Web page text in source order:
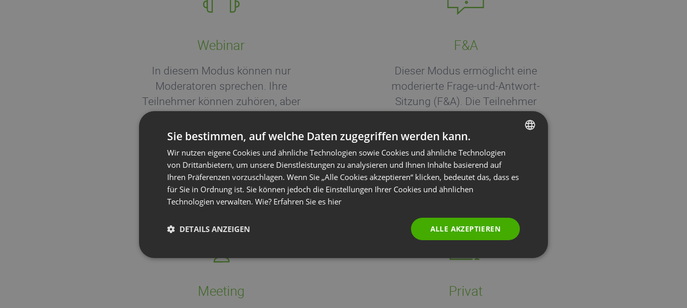
Webinar
In diesem Modus können nur
Moderatoren sprechen. Ihre
Teilnehmer können zuhören, aber
keine Fragen stellen.
F&A
Dieser Modus ermöglicht eine
moderierte Frage-und-Antwort-
Sitzung (F&A). Die Teilnehmer
können sich bei Fragen melden
und der Moderator kann ihnen
das Wort erteilen und wieder
entziehen. Es kann immer nur ein
Teilnehmer sprechen.
Meeting Privat
ENGLISH
FRENCH
RUSSIAN
SPANISH
Sie bestimmen, auf welche Daten zugegriffen werden kann.
Wir nutzen eigene Cookies und ähnliche Technologien sowie Cookies und ähnliche Technologien
von Drittanbietern, um unsere Dienstleistungen zu analysieren und Ihnen Inhalte basierend auf
Ihren Präferenzen vorzuschlagen. Wenn Sie „Alle Cookies akzeptieren“ klicken, bedeutet das, dass es
für Sie in Ordnung ist. Sie können jedoch die Einstellungen Ihrer Cookies und ähnlichen
Technologien verwalten. Wie? Erfahren Sie es hier
ALLE AKZEPTIEREN
DETAILS ANZEIGEN